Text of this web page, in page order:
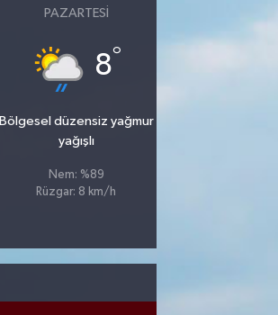
PAZARTESI
8°
Bölgesel düzensiz yağmur
yağışlı
Nem: %89
Rüzgar: 8 km/h